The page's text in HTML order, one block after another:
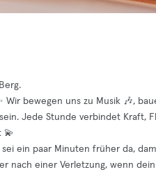
Wir bewegen uns zu Musik 🎶,
Jede Stunde verbindet Kraft,
💫
ein paar Minuten früher da,
nach einer Verletzung, wenn